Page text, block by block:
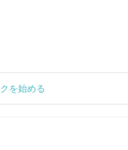
を始める